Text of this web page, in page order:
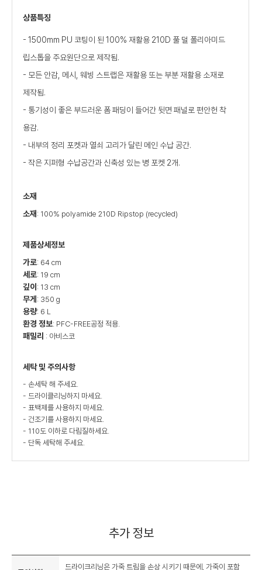
상품특징
- 1500mm PU 코팅이 된 100% 재활용 210D 풀 덜 폴리아미드
립스톱을 주요원단으로 제작됨.
- 모든 안감, 메시, 웨빙 스트랩은 재활용 또는 부분 재활용 소재로
제작됨.
- 통기성이 좋은 부드러운 폼 패딩이 들어간 뒷면 패널로 편안헌 착
용감.
- 내부의 정리 포켓과 열쇠 고리가 달린 메인 수납 공간.
- 작은 지퍼형 수납공간과 신축성 있는 병 포켓 2개.
소재
소재 : 100% polyamide 210D Ripstop (recycled)
제품상세정보
가로: 64 cm
세로: 19 cm
깊이 : 13 cm
무게 : 350 g
용량: 6 L
환경 정보: PFC-FREE공정 적용.
패밀리 : 아비스코
세탁 및 주의사항
- 손세탁 해 주세요.
- 드라이클리닝하지 마세요.
- 표백제를 사용하지 마세요.
- 건조기를 사용하지 마세요.
- 110도 이하로 다림질하세요.
- 단독 세탁해 주세요.
추가 정보
드라이크리닝은 가죽 트림을 손상 시키기 때문에, 가죽이 포함